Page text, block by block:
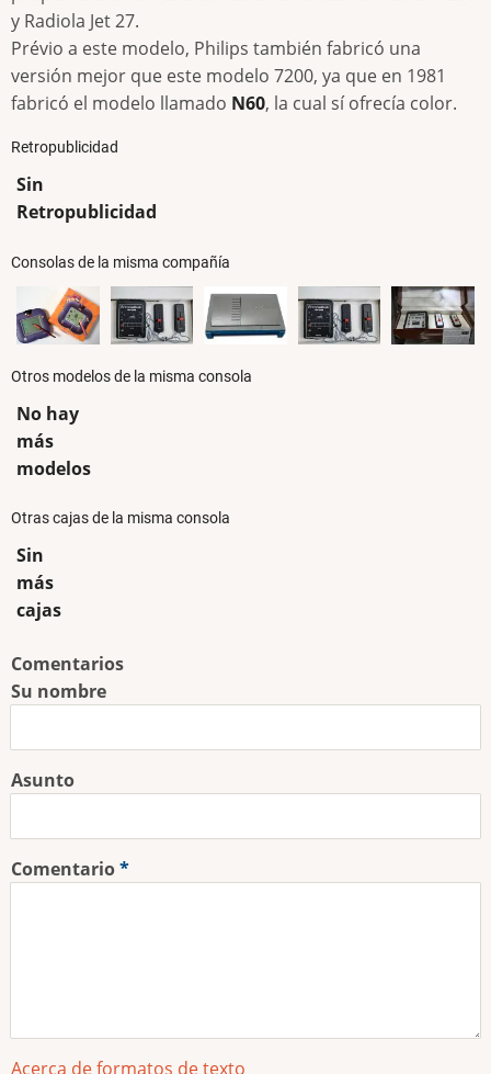
y Radiola Jet 27.
Prévio a este modelo, Philips también fabricó una
versión mejor que este modelo 7200, ya que en 1981
fabricó el modelo llamado N60, la cual sí ofrecía color.
Retropublicidad
Sin
Retropublicidad
Consolas de la misma compañía
Otros modelos de la misma consola
No hay
más
modelos
Otras cajas de la misma consola
Sin
más
cajas
Comentarios
Su nombre
Asunto
Comentario
Acerca de formatos de texto